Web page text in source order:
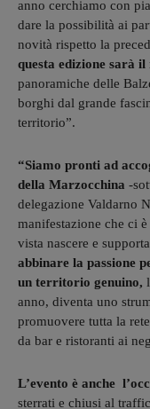
anno cerchiamo con
dare la possibilità ai
novità rispetto la
questa edizione sarà
panoramiche delle
borghi dal grande
territorio”.
“Siamo pronti ad
della Marzocchina -
delegazione Valdarno
manifestazione che ci
vista nascere e
abbinare la passione
un territorio genuino,
anno, diventa uno
promuovere tutta la
da bar e ristoranti ai
L’evento è anche
sterrati e chiusi al